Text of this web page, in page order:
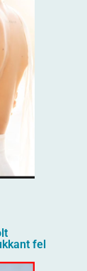
fel